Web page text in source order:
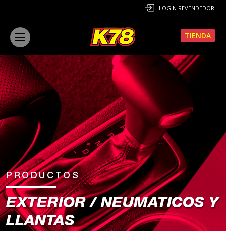
LOGIN REVENDEDOR
TIENDA
PRODUCTOS
EXTERIOR / NEUMATICOS Y
LLANTAS